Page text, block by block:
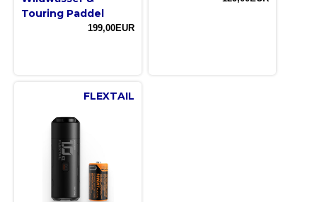
Touring Paddel
199,00EUR
FLEXTAIL